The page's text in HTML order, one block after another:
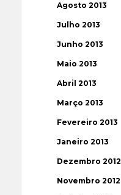
Agosto 2013
Julho 2013
Junho 2013
Maio 2013
Abril 2013
Março 2013
Fevereiro 2013
Janeiro 2013
Dezembro 2012
Novembro 2012